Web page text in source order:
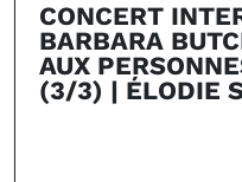
CONCERT
BARBARA
AUX
(3/3) | ÉLODIE